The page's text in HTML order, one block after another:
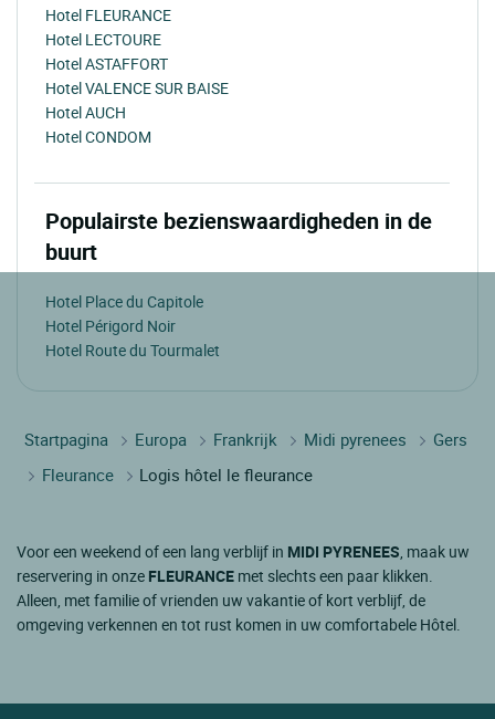
Hotel FLEURANCE
Hotel LECTOURE
Hotel ASTAFFORT
Hotel VALENCE SUR BAISE
Hotel AUCH
Hotel CONDOM
Populairste bezienswaardigheden in de
buurt
Hotel Place du Capitole
Hotel Périgord Noir
Hotel Route du Tourmalet
Startpagina Europa Frankrijk Midi pyrenees
Gers
Fleurance
Logis hôtel le fleurance
Voor een weekend of een lang verblijf in MIDI PYRENEES, maak uw
reservering in onze FLEURANCE met slechts een paar klikken.
Alleen, met familie of vrienden uw vakantie of kort verblijf, de
omgeving verkennen en tot rust komen in uw comfortabele Hôtel.